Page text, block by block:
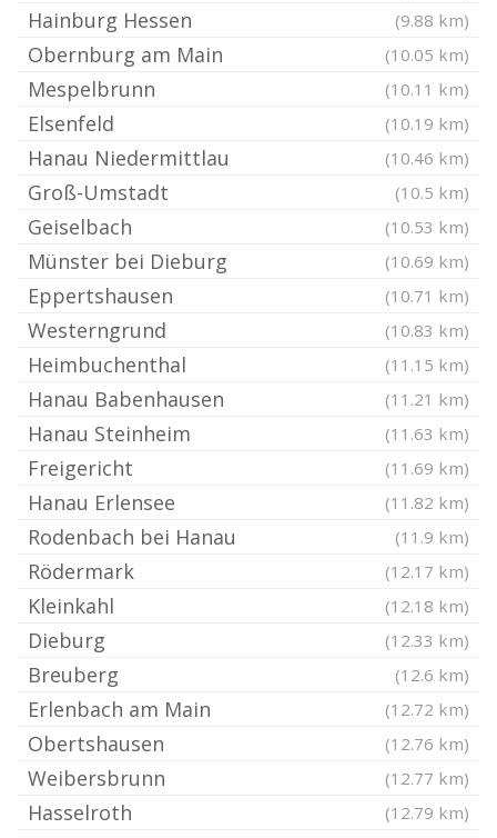
Hainburg Hessen (9.88 km)
Obernburg am Main (10.05 km)
Mespelbrunn (10.11 km)
Elsenfeld (10.19 km)
Hanau Niedermittlau (10.46 km)
Groß-Umstadt (10.5 km)
Geiselbach (10.53 km)
Münster bei Dieburg (10.69 km)
Eppertshausen (10.71 km)
Westerngrund (10.83 km)
Heimbuchenthal (11.15 km)
Hanau Babenhausen (11.21 km)
Hanau Steinheim (11.63 km)
Freigericht (11.69 km)
Hanau Erlensee (11.82 km)
Rodenbach bei Hanau (11.9 km)
Rödermark (12.17 km)
Kleinkahl (12.18 km)
Dieburg (12.33 km)
Breuberg (12.6 km)
Erlenbach am Main (12.72 km)
Obertshausen (12.76 km)
Weibersbrunn (12.77 km)
Hasselroth (12.79 km)